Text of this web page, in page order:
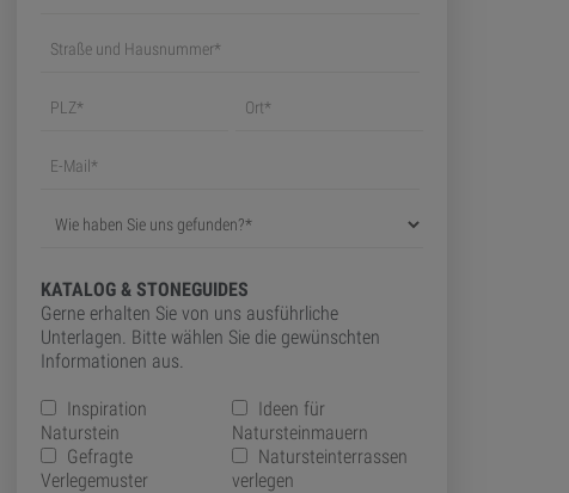
KATALOG & STONEGUIDES
Gerne erhalten Sie von uns ausführliche
Unterlagen. Bitte wählen Sie die gewünschten
Informationen aus.
Inspiration
Naturstein
Ideen für
Natursteinmauern
Gefragte
Verlegemuster
Natursteinterrassen
verlegen